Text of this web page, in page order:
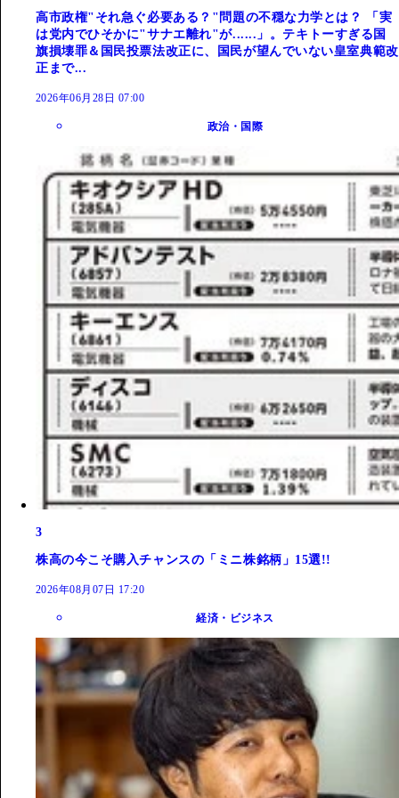
高市政権"それ急ぐ必要ある？"問題の不穏な力学とは？ 「実
は党内でひそかに"サナエ離れ"が......」。テキトーすぎる国
旗損壊罪＆国民投票法改正に、国民が望んでいない皇室典範改
正まで...
2026年06月28日 07:00
政治・国際
3
株高の今こそ購入チャンスの「ミニ株銘柄」15選!!
2026年08月07日 17:20
経済・ビジネス